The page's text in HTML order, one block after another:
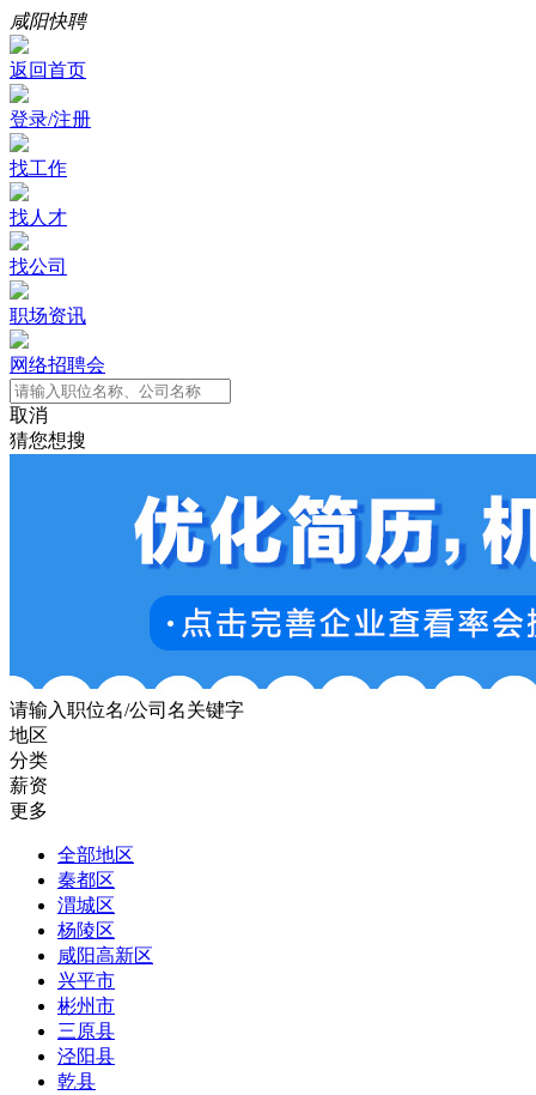
咸阳快聘
返回首页
登录/注册
找工作
找人才
找公司
职场资讯
网络招聘会
取消
猜您想搜
请输入职位名/公司名关键字
地区
分类
薪资
更多
全部地区
秦都区
渭城区
杨陵区
咸阳高新区
兴平市
彬州市
三原县
泾阳县
乾县